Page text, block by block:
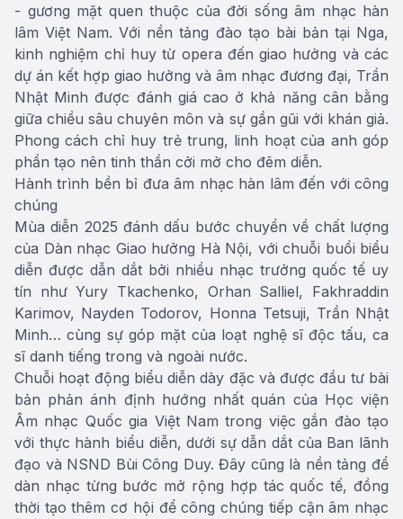
- gương mặt quen thuộc của đời sống âm nhạc hàn
lâm Việt Nam. Với nền tảng đào tạo bài bản tại Nga,
kinh nghiệm chỉ huy từ opera đến giao hưởng và các
dự án kết hợp giao hưởng và âm nhạc đương đại, Trần
Nhật Minh được đánh giá cao ở khả năng cân bằng
giữa chiều sâu chuyên môn và sự gần gũi với khán giả.
Phong cách chỉ huy trẻ trung, linh hoạt của anh góp
phần tạo nên tinh thần cởi mở cho đêm diễn.
Hành trình bền bỉ đưa âm nhạc hàn lâm đến với công
chúng
Mùa diễn 2025 đánh dấu bước chuyển về chất lượng
của Dàn nhạc Giao hưởng Hà Nội, với chuỗi buổi biểu
diễn được dẫn dắt bởi nhiều nhạc trưởng quốc tế uy
tín như Yury Tkachenko, Orhan Salliel, Fakhraddin
Karimov, Nayden Todorov, Honna Tetsuji, Trần Nhật
Minh… cùng sự góp mặt của loạt nghệ sĩ độc tấu, ca
sĩ danh tiếng trong và ngoài nước.
Chuỗi hoạt động biểu diễn dày đặc và được đầu tư bài
bản phản ánh định hướng nhất quán của Học viện
Âm nhạc Quốc gia Việt Nam trong việc gắn đào tạo
với thực hành biểu diễn, dưới sự dẫn dắt của Ban lãnh
đạo và NSND Bùi Công Duy. Đây cũng là nền tảng để
dàn nhạc từng bước mở rộng hợp tác quốc tế, đồng
thời tạo thêm cơ hội để công chúng tiếp cận âm nhạc